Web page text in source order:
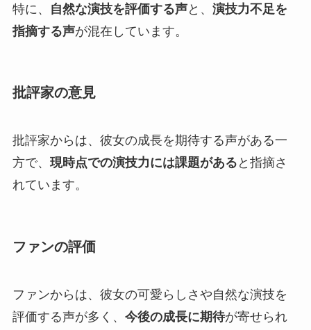
特に、 自然な演技を評価する声と、 演技力不足を
指摘する声が混在しています。
批評家の意見
批評家からは、彼女の成長を期待する声がある一
方で、 現時点での演技力には課題がある と指摘さ
れています。
ファンの評価
ファンからは、彼女の可愛らしさや自然な演技を
評価する声が多く、 今後の成長に期待が寄せられ